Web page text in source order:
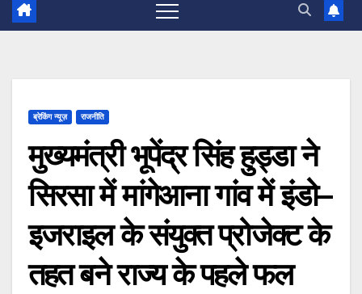
ब्रेकिंग न्यूज़ राजनीति
मुख्यमंत्री भूपेंद्र सिंह हुड्डा ने
सिरसा में मांगेआना गांव में इंडो–
इजराइल के संयुक्त प्रोजेक्ट के
तहत बने राज्य के पहले फल